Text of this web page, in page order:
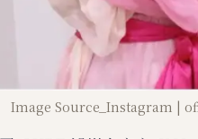
Image Source_Instagram |